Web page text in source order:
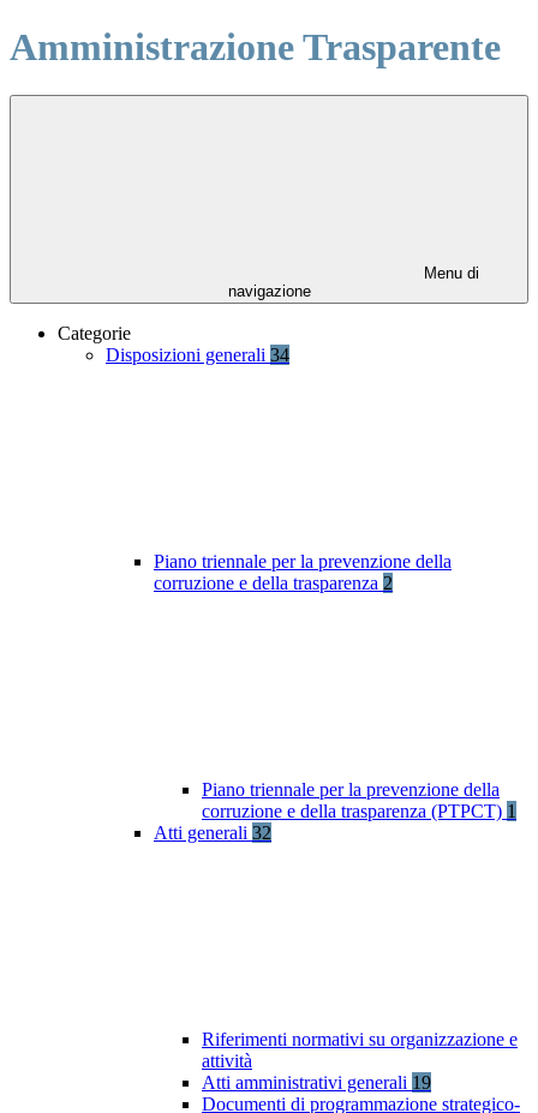
Amministrazione Trasparente
Menu di
navigazione
Categorie
Disposizioni generali 34
Piano triennale per la prevenzione della
corruzione e della trasparenza 2
Piano triennale per la prevenzione della
corruzione e della trasparenza (PTPCT) 1
Atti generali 32
Riferimenti normativi su organizzazione e
attività
Atti amministrativi generali 19
Documenti di programmazione strategico-